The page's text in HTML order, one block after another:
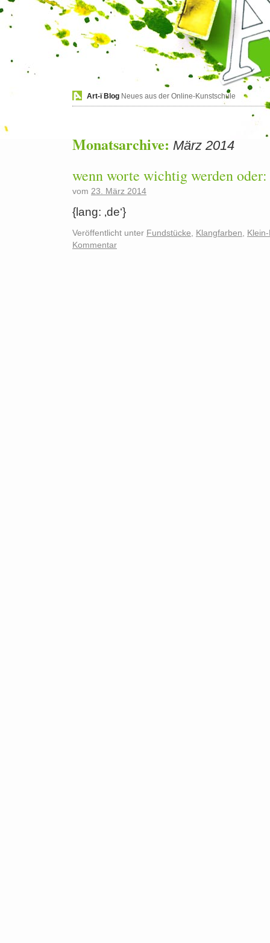
Art-ï Blog Neues aus der Online-Kunstschule
Monatsarchive: März 2014
wenn worte wichtig werden
vom 23. März 2014
{lang: ‚de‘}
Veröffentlicht unter Fundstücke Klangfarben
Kommentar